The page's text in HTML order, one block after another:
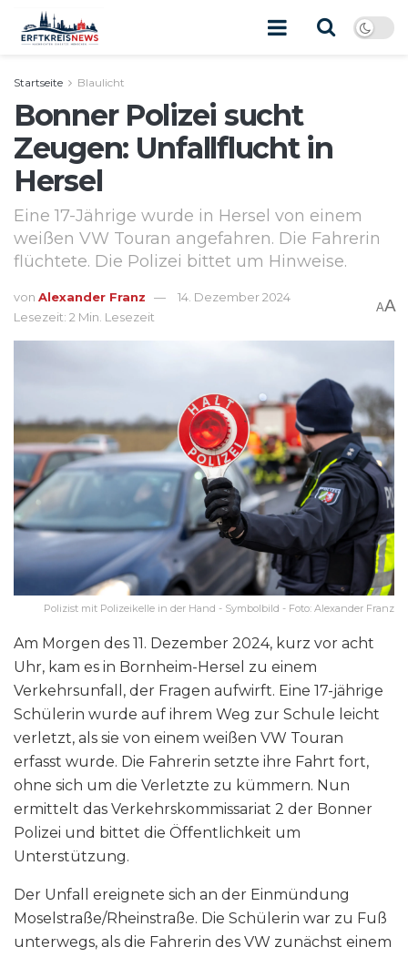
Startseite Blaulicht
Bonner Polizei sucht
Zeugen: Unfallflucht in
Hersel
Eine 17-Jährige wurde in Hersel von einem
weißen VW Touran angefahren. Die Fahrerin
flüchtete. Die Polizei bittet um Hinweise.
von Alexander Franz
14. Dezember 2024
Lesezeit: 2 Min. Lesezeit
AA
Polizist mit Polizeikelle in der Hand - Symbolbild - Foto: Alexander Franz
Am Morgen des 11. Dezember 2024, kurz vor acht
Uhr, kam es in Bornheim-Hersel zu einem
Verkehrsunfall, der Fragen aufwirft. Eine 17-jährige
Schülerin wurde auf ihrem Weg zur Schule leicht
verletzt, als sie von einem weißen VW Touran
erfasst wurde. Die Fahrerin setzte ihre Fahrt fort,
ohne sich um die Verletzte zu kümmern. Nun
ermittelt das Verkehrskommissariat 2 der Bonner
Polizei und bittet die Öffentlichkeit um
Unterstützung.
Der Unfall ereignete sich an der Einmündung
Moselstraße/Rheinstraße. Die Schülerin war zu Fuß
unterwegs, als die Fahrerin des VW zunächst einem